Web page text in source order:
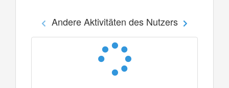
Andere Aktivitäten des Nutzers